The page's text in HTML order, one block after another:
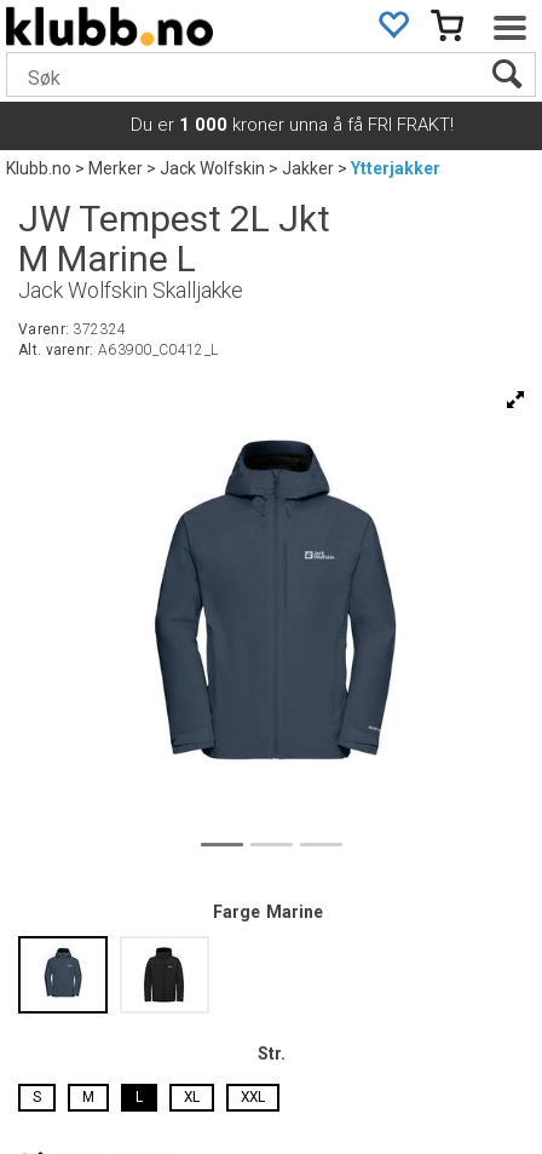
Du er 1 000 kroner unna å få FRI FRAKT!
Klubb.no>Merker>Jack Wolfskin>Jakker>Ytterjakker
JW Tempest 2L Jkt
M Marine L
Jack Wolfskin Skalljakke
Varenr: 372324
Alt. varenr: A63900_C0412_L
Farge Marine
Str.
S M L XL XXL